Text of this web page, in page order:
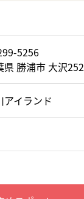
5256
県 勝浦市 大沢252
アイランド